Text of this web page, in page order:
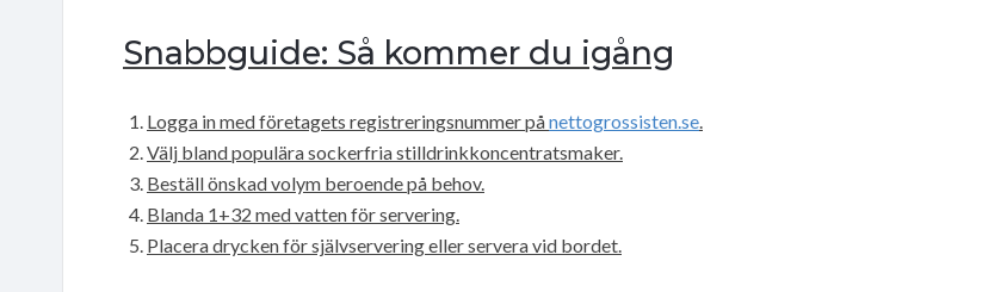
Snabbguide: Så kommer du igång
Logga in med företagets registreringsnummer pånettogrossisten.se.
Välj bland populära sockerfria stilldrinkkoncentratsmaker.
Beställ önskad volym beroende på behov.
Blanda 1+32 med vatten för servering.
Placera drycken för självservering eller servera vid bordet.